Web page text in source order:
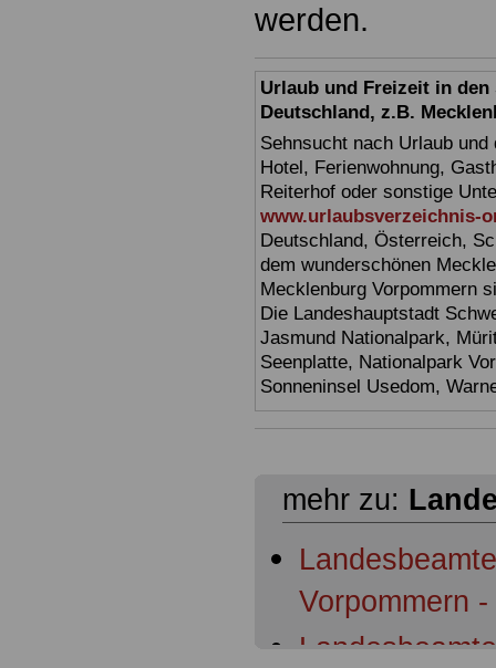
werden.
Urlaub und Freizeit in
Deutschland, z.B.
Sehnsucht nach Urlaub
Hotel, Ferienwohnung,
Reiterhof oder sonstige
www.urlaubsverzeichnis-
Deutschland, Österreich,
dem wunderschönen
Mecklenburg Vorpommern
Die Landeshauptstadt
Jasmund Nationalpark,
Seenplatte, Nationalpark
Sonneninsel Usedom,
mehr zu:
Vorpommern